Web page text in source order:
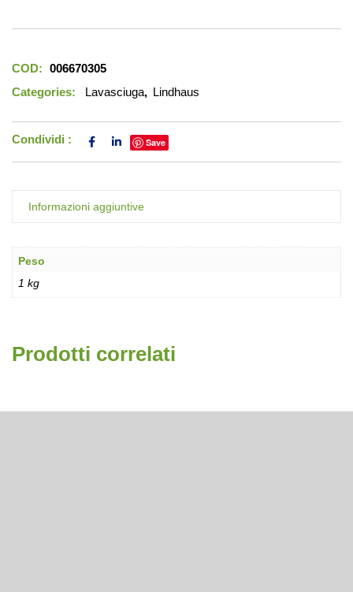
COD: 006670305
Categories:
Lavasciuga, Lindhaus
Condividi : Save
Informazioni aggiuntive
Peso
1 kg
Prodotti correlati